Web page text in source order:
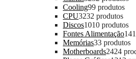
Cooling99 produtos
CPU3232 produtos
Discos1010 produtos
Fontes Alimentação14
Memórias33 produtos
Motherboards2424